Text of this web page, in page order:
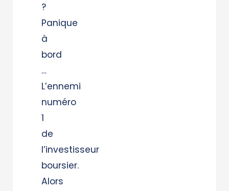
?
Panique
à
bord
…
L’ennemi
numéro
1
de
l’investisseur
boursier.
Alors